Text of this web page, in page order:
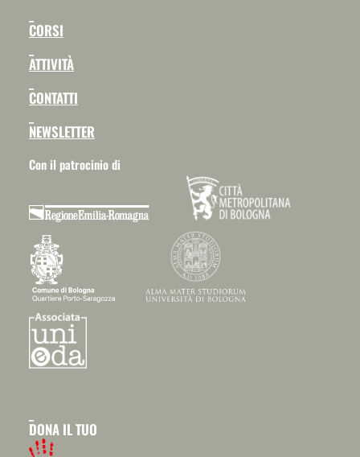
CORSI
ATTIVITÀ
CONTATTI
NEWSLETTER
Con il patrocinio di
DONA IL TUO